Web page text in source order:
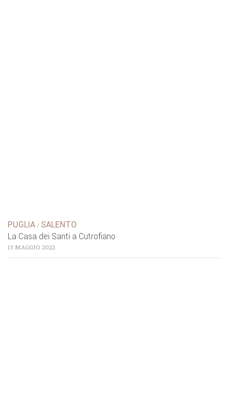
PUGLIA / SALENTO
La Casa dei Santi a Cutrofiano
13 MAGGIO 2022